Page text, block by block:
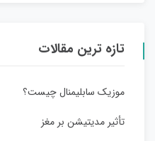
تازه ترین مقالات
موزیک سابلیمنال چیست؟
تأثیر مدیتیشن بر مغز